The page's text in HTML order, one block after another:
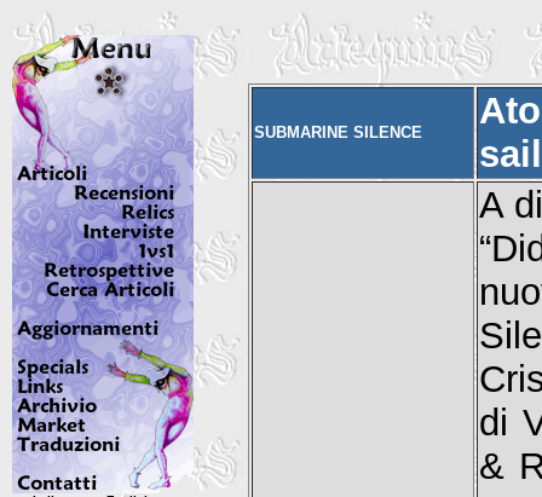
SUBMARINE SILENCE
A
di
&
Italian English